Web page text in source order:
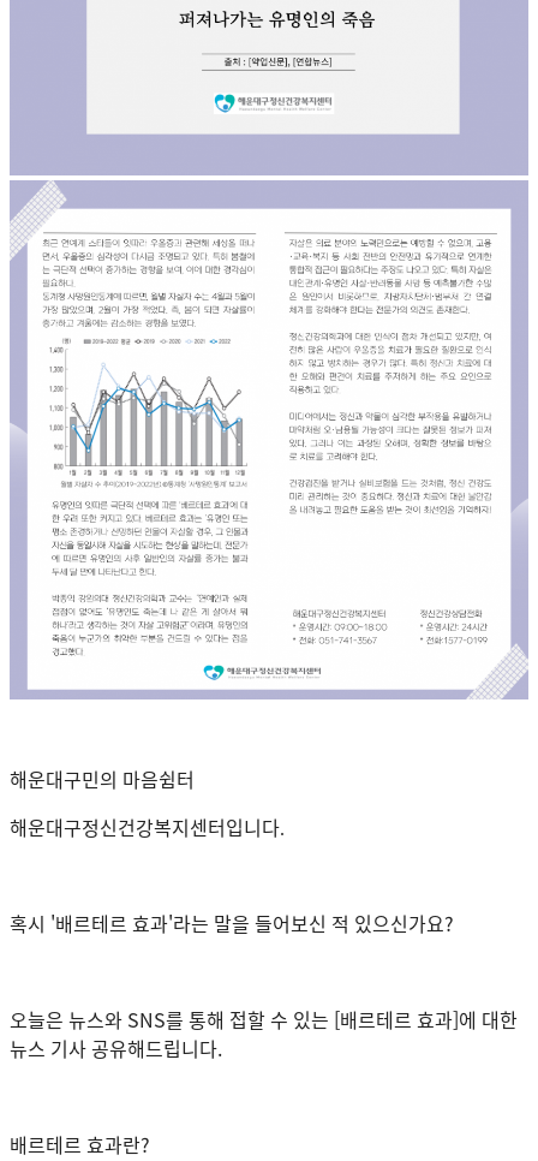
해운대구민의 마음쉼터
해운대구정신건강복지센터입니다.
혹시 '배르테르 효과'라는 말을 들어보신 적 있으신가요?
오늘은 뉴스와 SNS를 통해 접할 수 있는 [배르테르 효과]에 대한
뉴스 기사 공유해드립니다.
배르테르 효과란?